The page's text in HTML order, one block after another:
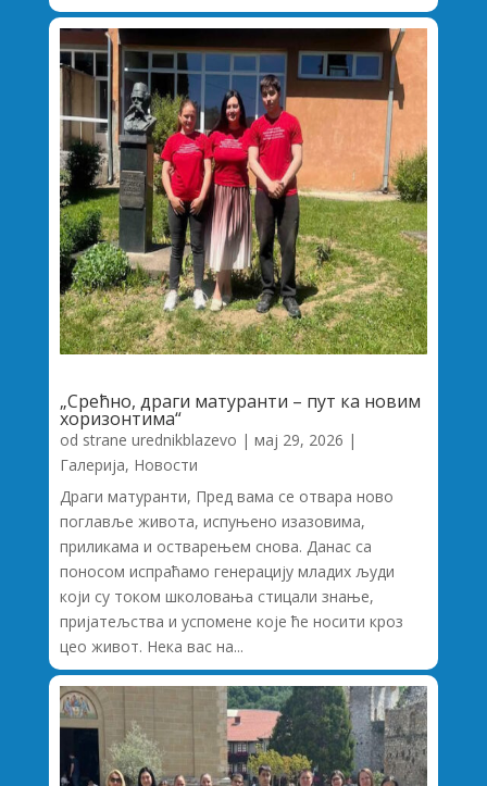
„Срећно, драги матуранти – пут ка новим
хоризонтима“
od strane urednikblazevo | мај 29, 2026 |
Галерија, Новости
Драги матуранти, Пред вама се отвара ново
поглавље живота, испуњено изазовима,
приликама и остварењем снова. Данас са
поносом испраћамо генерацију младих људи
који су током школовања стицали знање,
пријатељства и успомене које ће носити кроз
цео живот. Нека вас на...